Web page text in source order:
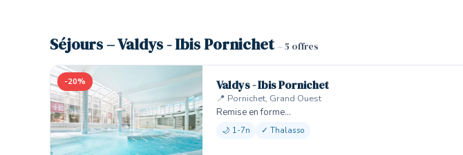
Séjours – Valdys - Ibis Pornichet – 5 offres
-20% Valdys - Ibis Pornichet
📍 Pornichet, Grand Ouest
Remise en forme…
🌙 1-7n ✓ Thalasso